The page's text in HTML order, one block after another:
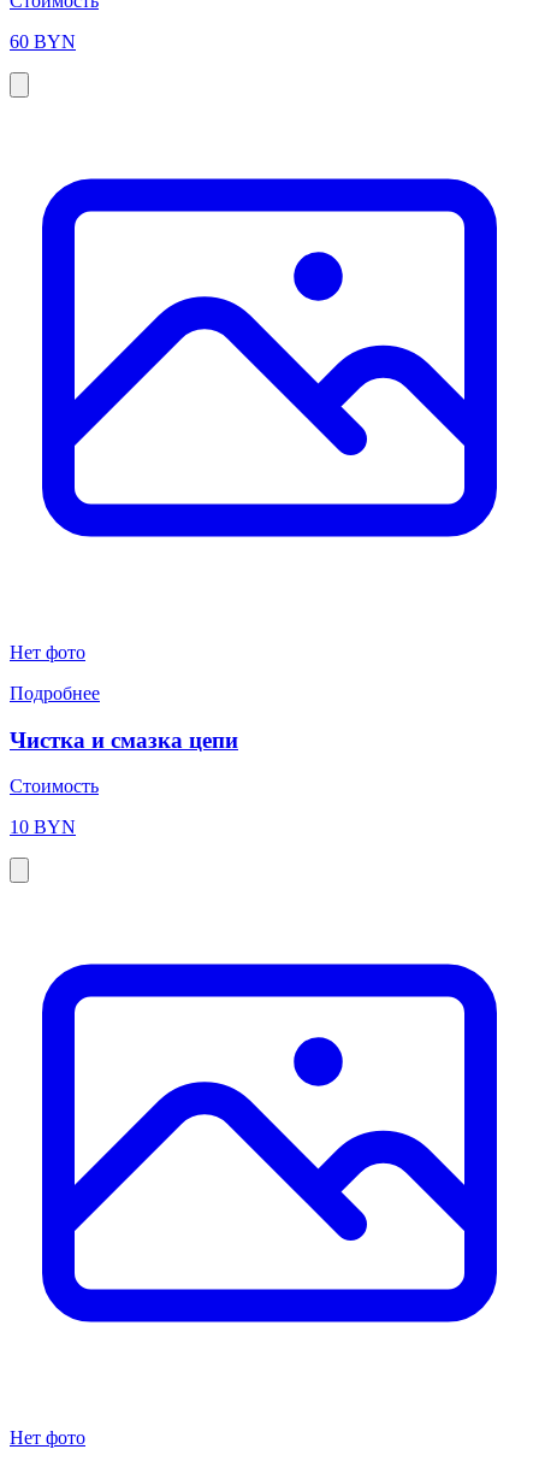
60 BYN
Нет фото
Подробнее
Чистка и смазка цепи
Стоимость
10 BYN
Нет фото